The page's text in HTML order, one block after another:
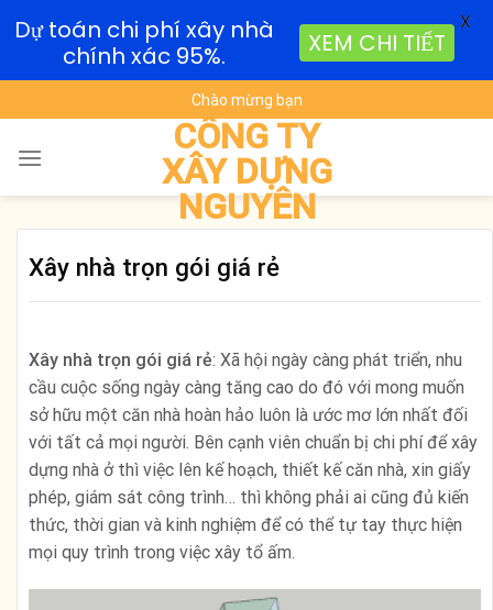
to
content
Chào mừng bạn
CÔNG TY
XÂY DỰNG
NGUYÊN
Xây nhà trọn gói giá rẻ
Xây nhà trọn gói giá rẻ: Xã hội ngày càng phát triển, nhu
cầu cuộc sống ngày càng tăng cao do đó với mong muốn
sở hữu một căn nhà hoàn hảo luôn là ước mơ lớn nhất đối
với tất cả mọi người. Bên cạnh viên chuẩn bị chi phí để xây
dựng nhà ở thì việc lên kế hoạch, thiết kế căn nhà, xin giấy
phép, giám sát công trình… thì không phải ai cũng đủ kiến
thức, thời gian và kinh nghiệm để có thể tự tay thực hiện
mọi quy trình trong việc xây tổ ấm.
Dự toán chi phí xây nhà
chính xác 95%.
XEM CHI TIẾT
X